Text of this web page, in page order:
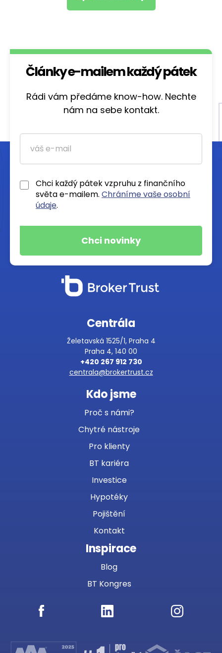
Články e-mailem každý pátek
Rádi vám předáme know-how. Nechte
nám na sebe kontakt.
Chci každý pátek vzpruhu z finančního
světa e-mailem. Chráníme vaše osobní
údaje.
Centrála
Želetavská 1525/1, Praha 4
Praha 4, 140 00
+420 267 912 730
centrala@brokertrust.cz
Kdo jsme
Proč s námi?
Chytré nástroje
Pro klienty
BT kariéra
Investice
Hypotéky
Pojištění
Kontakt
Inspirace
Blog
BT Kongres